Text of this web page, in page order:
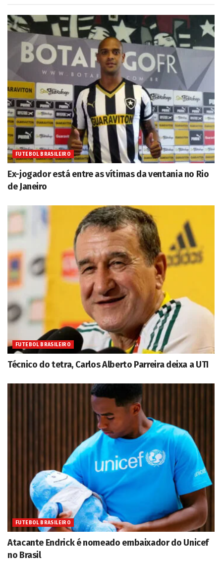
FUTEBOL BRASILEIRO
Ex-jogador está entre as vítimas da ventania no Rio
de Janeiro
FUTEBOL BRASILEIRO
Técnico do tetra, Carlos Alberto Parreira deixa a UTI
FUTEBOL BRASILEIRO
Atacante Endrick é nomeado embaixador do Unicef
no Brasil